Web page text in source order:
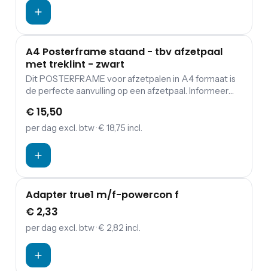
A4 Posterframe staand - tbv afzetpaal
met treklint - zwart
Dit POSTERFRAME voor afzetpalen in A4 formaat is
de perfecte aanvulling op een afzetpaal. Informeer
professioneel. Een display als deze is uitermate
geschikt tijdens beurzen, feesten en evenementen.
displays veelvuldig toegepast.
€ 15,50
per dag excl. btw· € 18,75 incl.
Adapter true1 m/f-powercon f
€ 2,33
per dag excl. btw· € 2,82 incl.